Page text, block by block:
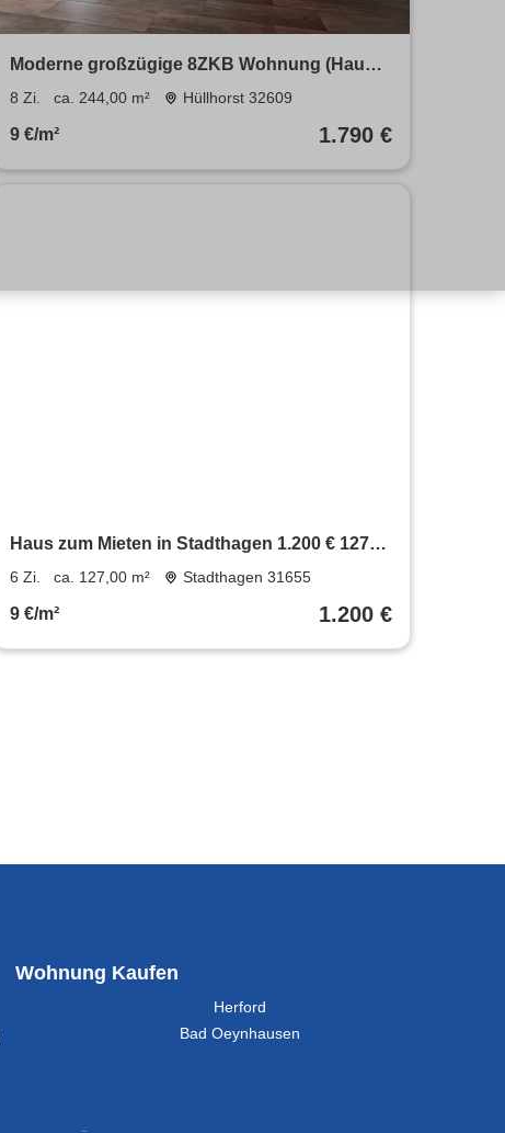
Moderne großzügige 8ZKB Wohnung (Haus)
über 2 Etagen
8 Zi. ca. 244,00 m² Hüllhorst 32609
9 €/m² 1.790 €
Haus zum Mieten in Stadthagen 1.200 € 127
m²
6 Zi. ca. 127,00 m² Stadthagen 31655
9 €/m² 1.200 €
Wohnung Kaufen
Herford
Bad Oeynhausen